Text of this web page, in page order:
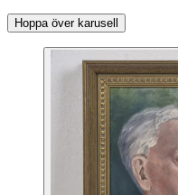
Hoppa över karusell